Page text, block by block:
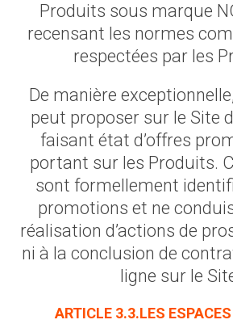
Produits sous marque
recensant les normes
respectées par les
De manière
peut proposer sur le Site
faisant état d’offres
portant sur les Produits.
sont formellement
promotions et ne
réalisation d’actions de
ni à la conclusion de
ligne sur le
ARTICLE 3.3.LES